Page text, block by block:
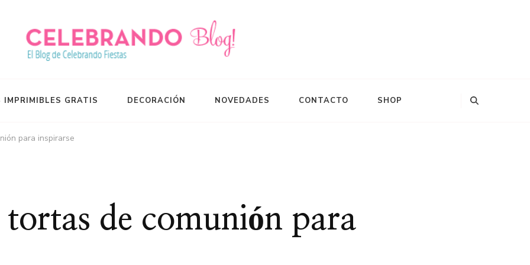
IMPRIMIBLES GRATIS DECORACIÓN NOVEDADES CONTACTO SHOP
para inspirarse
tortas de comunión para